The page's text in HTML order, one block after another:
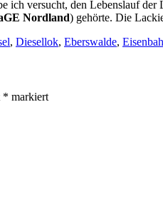
ich versucht, den Lebenslauf
Nordland) gehörte. Die
, Diesellok, Eberswalde,
* markiert